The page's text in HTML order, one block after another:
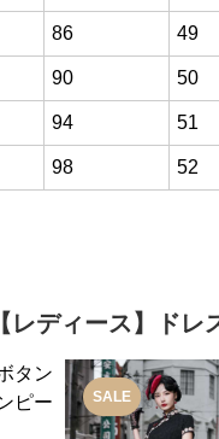
86 49
90 50
94 51
98 52
【レディース】ドレ
SALE